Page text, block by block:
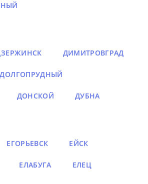
ДИМИТРОВГРАД
ДОЛГОПРУДНЫЙ
ДОНСКОЙ ДУБНА
ЕГОРЬЕВСК ЕЙСК
ЕЛАБУГА ЕЛЕЦ